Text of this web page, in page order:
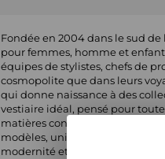
Fondée en 2004 dans le sud
pour femmes, homme et
équipes de stylistes, chefs de
cosmopolite que dans leurs
qui donne naissance à des
vestiaire idéal, pensé pour
matières confortables. Forte de
modèles, uniques et
modernité et fonctionnalité,